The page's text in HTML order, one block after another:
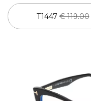
T1447€ 119.00